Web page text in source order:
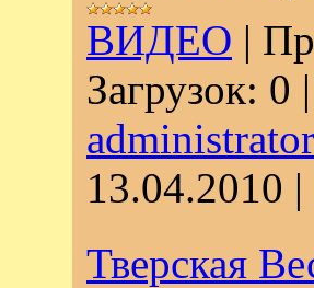
ВИДЕО |
Загрузок: 0
administrator
13.04.2010 |
Тверская